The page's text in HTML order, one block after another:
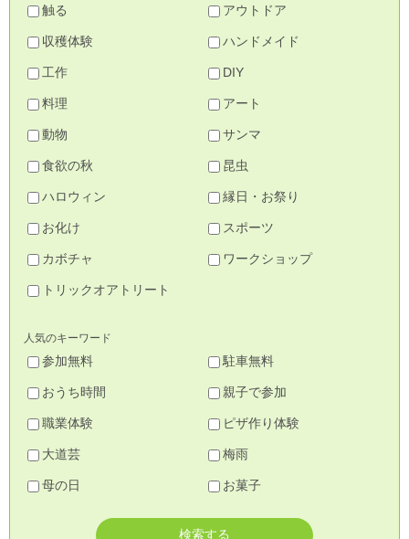
触る アウトドア
収穫体験 ハンドメイド
工作 DIY
料理 アート
動物 サンマ
食欲の秋 昆虫
ハロウィン 縁日・お祭り
お化け スポーツ
カボチャ ワークショップ
トリックオアトリート
人気のキーワード
参加無料 駐車無料
おうち時間 親子で参加
職業体験 ピザ作り体験
大道芸 梅雨
母の日 お菓子